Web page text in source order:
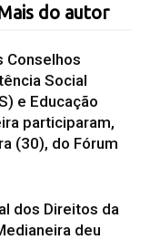
do autor
Conselhos
Social
e Educação
participaram,
(30), do Fórum
dos Direitos da
deu